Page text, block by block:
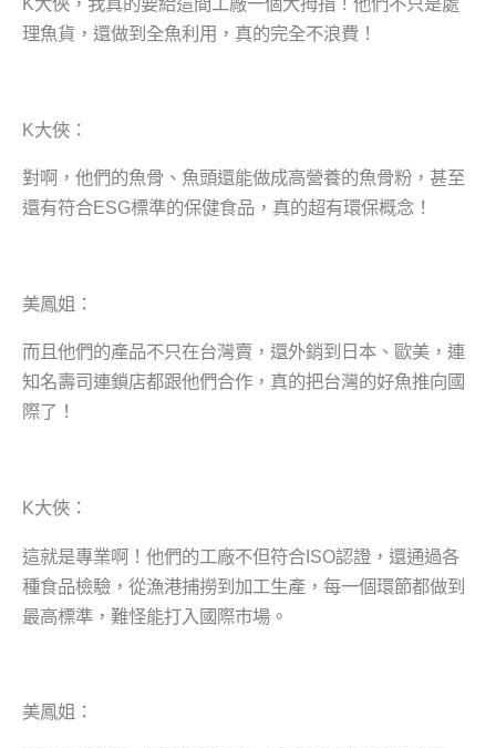
理魚貨，還做到全魚利用，真的完全不浪費！
K大俠：
對啊，他們的魚骨、魚頭還能做成高營養的魚骨粉，甚至
還有符合ESG標準的保健食品，真的超有環保概念！
美鳳姐：
而且他們的產品不只在台灣賣，還外銷到日本、歐美，連
知名壽司連鎖店都跟他們合作，真的把台灣的好魚推向國
際了！
K大俠：
這就是專業啊！他們的工廠不但符合ISO認證，還通過各
種食品檢驗，從漁港捕撈到加工生產，每一個環節都做到
最高標準，難怪能打入國際市場。
美鳳姐：